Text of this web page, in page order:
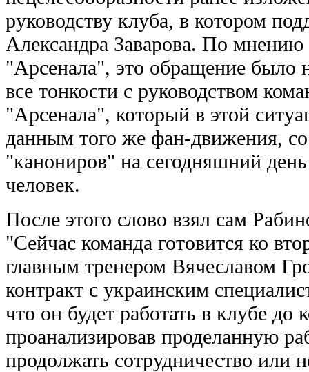
руководству клуба, в котором
Александра Заварова. По
"Арсенала", это обращение было
все тонкости с руководством
"Арсенала", который в этой
данным того же фан-движения,
"канониров" на сегодняшний
человек.
После этого слово взял сам
"Сейчас команда готовится ко
главным тренером Вячеславом
контракт с украинским
что он будет работать в клубе до
проанализировав проделанную
продолжать сотрудничество или